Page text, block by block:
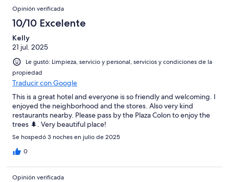
Opinión verificada
10/10 Excelente
Kelly
21 jul. 2025
Le gustó: Limpieza, servicio y personal, servicios y condiciones de la
propiedad
Traducir con Google
This is a great hotel and everyone is so friendly and welcoming. I
enjoyed the neighborhood and the stores. Also very kind
restaurants nearby. Please pass by the Plaza Colon to enjoy the
trees 🌲. Very beautiful place!
Se hospedó 3 noches en julio de 2025
0
Opinión verificada